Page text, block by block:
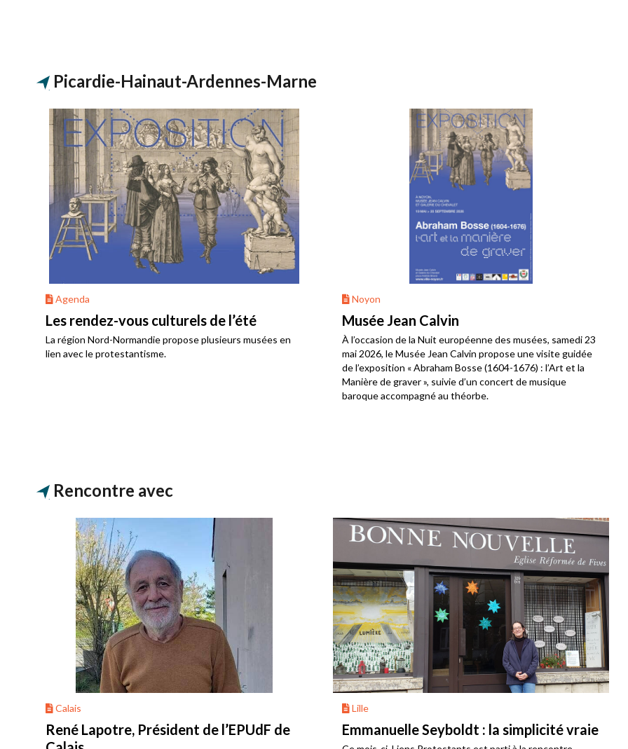
Picardie-Hainaut-Ardennes-Marne
Agenda
Les rendez-vous culturels de l’été
La région Nord-Normandie propose plusieurs musées en
lien avec le protestantisme.
Noyon
Musée Jean Calvin
À l’occasion de la Nuit européenne des musées, samedi 23
mai 2026, le Musée Jean Calvin propose une visite guidée
de l’exposition « Abraham Bosse (1604-1676) : l’Art et la
Manière de graver », suivie d’un concert de musique
baroque accompagné au théorbe.
Rencontre avec
Calais
René Lapotre, Président de l’EPUdF de
Lille
Emmanuelle Seyboldt : la simplicité vraie